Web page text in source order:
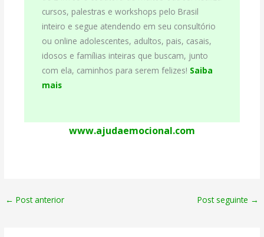
cursos, palestras e workshops pelo Brasil
inteiro e segue atendendo em seu consultório
ou online adolescentes, adultos, pais, casais,
idosos e famílias inteiras que buscam, junto
com ela, caminhos para serem felizes! Saiba
mais
www.ajudaemocional.com
← Post anterior Post seguinte →